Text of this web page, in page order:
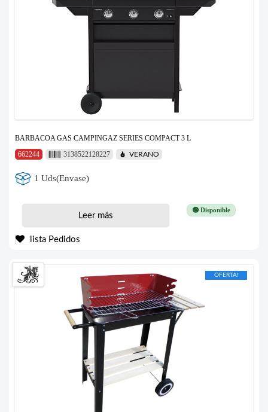
BARBACOA GAS CAMPINGAZ SERIES COMPACT 3 L
662244
3138522128227 VERANO
1 Uds(Envase)
🟢 Disponible
Leer más
lista Pedidos
OFERTA!